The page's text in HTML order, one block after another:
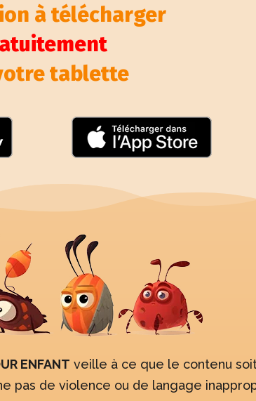
à télécharger
tablette
ENFANT veille à ce que le contenu
pas de violence ou de langage